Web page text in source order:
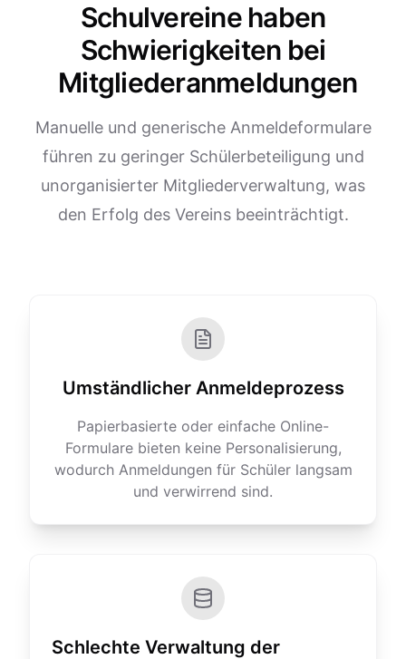
Schulvereine haben
Schwierigkeiten bei
Mitgliederanmeldungen
Manuelle und generische Anmeldeformulare
führen zu geringer Schülerbeteiligung und
unorganisierter Mitgliederverwaltung, was
den Erfolg des Vereins beeinträchtigt.
Umständlicher Anmeldeprozess
Papierbasierte oder einfache Online-
Formulare bieten keine Personalisierung,
wodurch Anmeldungen für Schüler langsam
und verwirrend sind.
Schlechte Verwaltung der